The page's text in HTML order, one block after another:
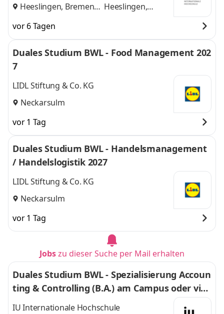
Heeslingen, Bremen
Heeslingen,
vor 6 Tagen
Duales Studium BWL - Food Management 202
7
LIDL Stiftung & Co. KG
Neckarsulm
vor 1 Tag
Duales Studium BWL - Handelsmanagement
/ Handelslogistik 2027
LIDL Stiftung & Co. KG
Neckarsulm
vor 1 Tag
Jobszu dieser Suche per Mail erhalten
Duales Studium BWL - Spezialisierung Accoun
ting & Controlling (B.A.) am Campus oder virt
uell
IU Internationale Hochschule